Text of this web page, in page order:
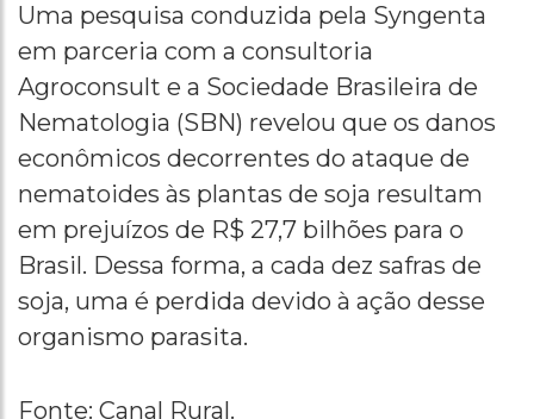
Uma pesquisa conduzida pela Syngenta
em parceria com a consultoria
Agroconsult e a Sociedade Brasileira de
Nematologia (SBN) revelou que os danos
econômicos decorrentes do ataque de
nematoides às plantas de soja resultam
em prejuízos de R$ 27,7 bilhões para o
Brasil. Dessa forma, a cada dez safras de
soja, uma é perdida devido à ação desse
organismo parasita.
Fonte: Canal Rural.